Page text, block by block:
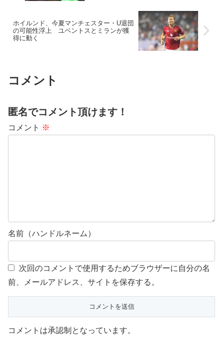
ホイルンド、今夏マンチェスター・U退団
の可能性浮上 ユベントスとミランが獲
得に動く
コメント
匿名でコメント頂けます！
コメント ※
名前（ハンドルネーム）
次回のコメントで使用するためブラウザーに自分の名
前、メールアドレス、サイトを保存する。
コメントは承認制となっています。